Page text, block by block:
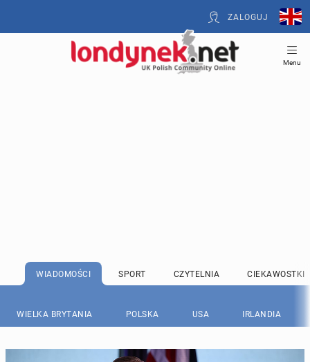
ZALOGUJ
Menu
WIADOMOŚCI SPORT CZYTELNIA CIEKAWOSTKI
WIELKA BRYTANIA POLSKA USA IRLANDIA